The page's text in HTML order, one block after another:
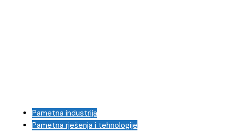
Pametna industrija
Pametna rješenja i tehnologije